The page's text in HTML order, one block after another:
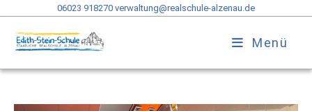
06023 918270 verwaltung@realschule-alzenau.de
Menü